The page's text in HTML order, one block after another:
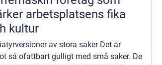
arbetsplatsens fika
kultur
av stora saker Det är
så ofattbart gulligt med små saker. De